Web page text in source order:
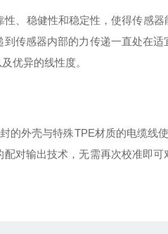
性 稳健性和稳定性，使得传感
传感器内部的力传递一直处在
优异的线性度。
的外壳与特殊TPE材质的电缆线
对输出技术，无需再次校准即